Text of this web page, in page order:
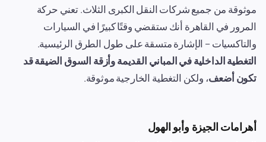
موثوقة من جميع شركات النقل الكبرى الثلاث. تعني حركة
المرور في القاهرة أنك ستقضي وقتًا كبيرًا في السيارات
والتاكسيات – الإشارة متسقة على طول الطرق الرئيسية.
التغطية الداخلية في المباني القديمة وأزقة السوق الضيقة قد
تكون أضعف، ولكن التغطية الخارجية موثوقة.
أهرامات الجيزة وأبو الهول